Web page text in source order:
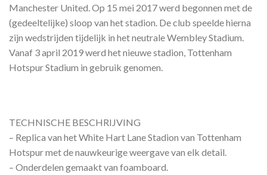
Manchester United. Op 15 mei 2017 werd begonnen met de
(gedeeltelijke) sloop van het stadion. De club speelde hierna
zijn wedstrijden tijdelijk in het neutrale Wembley Stadium.
Vanaf 3 april 2019 werd het nieuwe stadion, Tottenham
Hotspur Stadium in gebruik genomen.
TECHNISCHE BESCHRIJVING
– Replica van het White Hart Lane Stadion van Tottenham
Hotspur met de nauwkeurige weergave van elk detail.
– Onderdelen gemaakt van foamboard.